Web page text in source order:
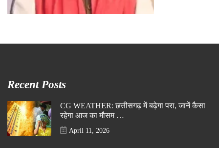
Recent Posts
CG WEATHER: छत्तीसगढ़ में बढ़ेगा परा, जानें कैसा
रहेगा आज का मौसम …
April 11, 2026